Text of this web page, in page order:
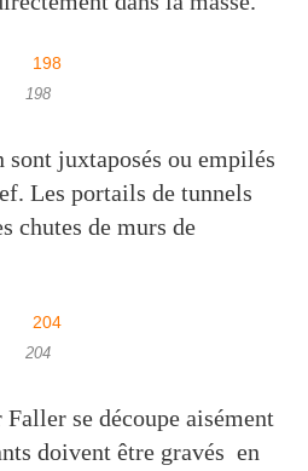
198
sont juxtaposés ou empilés
Les portails de tunnels
chutes de murs de
204
se découpe aisément
doivent être gravés en